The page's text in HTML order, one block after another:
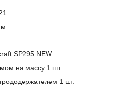
SP295 NEW
на массу 1 шт.
1 шт.